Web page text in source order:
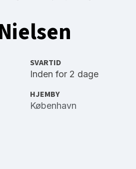
SVARTID
Inden for 2 dage
HJEMBY
København